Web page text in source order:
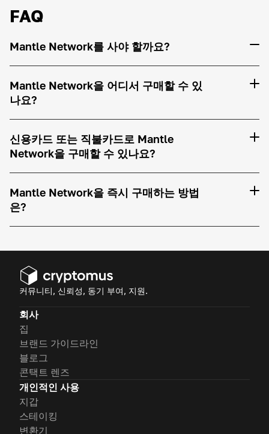
FAQ
Mantle Network를 사야 할까요?
Mantle Network을 어디서 구매할 수 있
나요?
신용카드 또는 직불카드로 Mantle
Network을 구매할 수 있나요?
Mantle Network을 즉시 구매하는 방법
은?
커뮤니티, 신뢰성, 동기 부여, 지원.
회사
집
브랜드 가이드라인
블로그
콘택트 렌즈
개인적인 사용
지갑
스테이킹
변환기